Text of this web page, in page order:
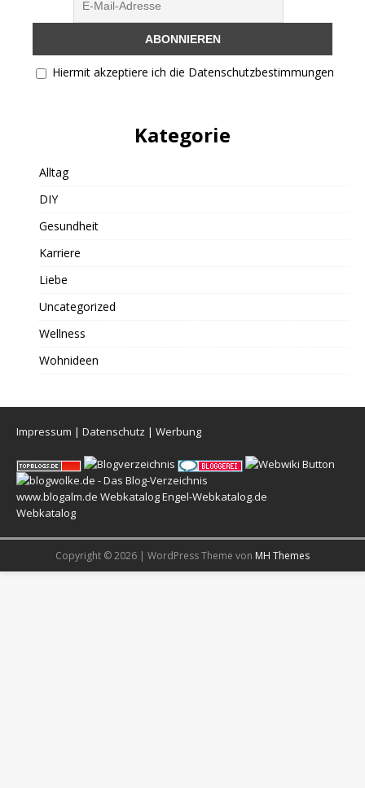
Hiermit akzeptiere ich die Datenschutzbestimmungen
Kategorie
Alltag
DIY
Gesundheit
Karriere
Liebe
Uncategorized
Wellness
Wohnideen
Impressum | Datenschutz | Werbung
www.blogalm.de WebkatalogEngel-Webkatalog.de
Webkatalog
Copyright © 2026 | WordPress Theme von MH Themes